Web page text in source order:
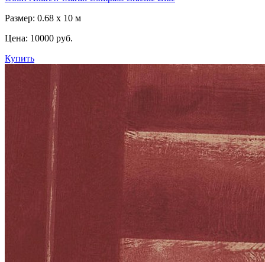
Размер: 0.68 x 10 м
Цена: 10000 руб.
Купить